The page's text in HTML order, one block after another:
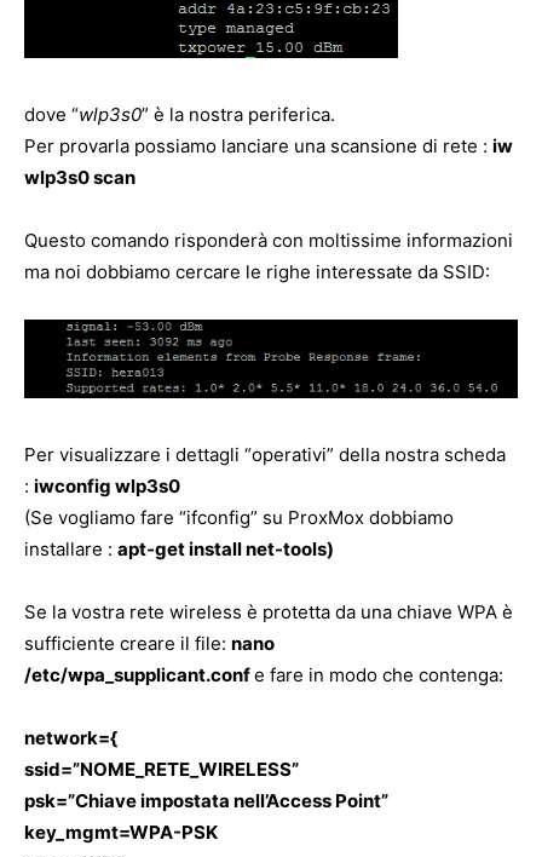
dove “wlp3s0” è la nostra periferica.
Per provarla possiamo lanciare una scansione di rete : iw
wlp3s0 scan
Questo comando risponderà con moltissime informazioni
ma noi dobbiamo cercare le righe interessate da SSID:
Per visualizzare i dettagli “operativi” della nostra scheda
: iwconfig wlp3s0
(Se vogliamo fare “ifconfig” su ProxMox dobbiamo
installare : apt-get install net-tools)
Se la vostra rete wireless è protetta da una chiave WPA è
sufficiente creare il file: nano
/etc/wpa_supplicant.confe fare in modo che contenga:
network={
ssid=”NOME_RETE_WIRELESS”
psk=”Chiave impostata nell’Access Point”
key_mgmt=WPA-PSK